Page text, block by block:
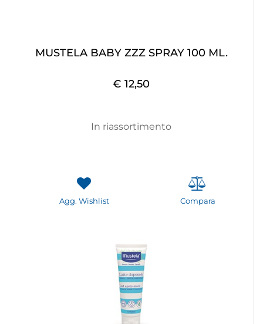
MUSTELA BABY ZZZ SPRAY 100 ML.
€ 12,50
In riassortimento
Agg. Wishlist Compara